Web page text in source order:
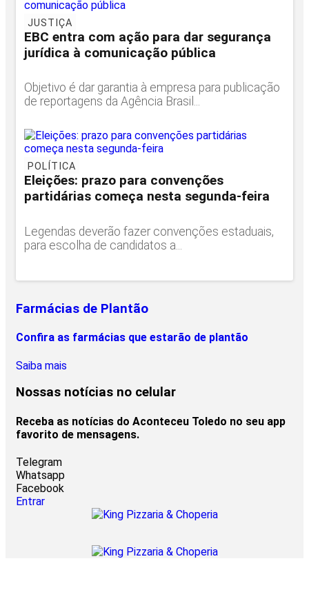
JUSTIÇA
EBC entra com ação para dar segurança
jurídica à comunicação pública
Objetivo é dar garantia à empresa para publicação
de reportagens da Agência Brasil...
POLÍTICA
Eleições: prazo para convenções
partidárias começa nesta segunda-feira
Legendas deverão fazer convenções estaduais,
para escolha de candidatos a...
Farmácias de Plantão
Confira as farmácias que estarão de plantão
Saiba mais
Nossas notícias no celular
Receba as notícias do Aconteceu Toledo no seu app
favorito de mensagens.
Telegram
Whatsapp
Facebook
Entrar